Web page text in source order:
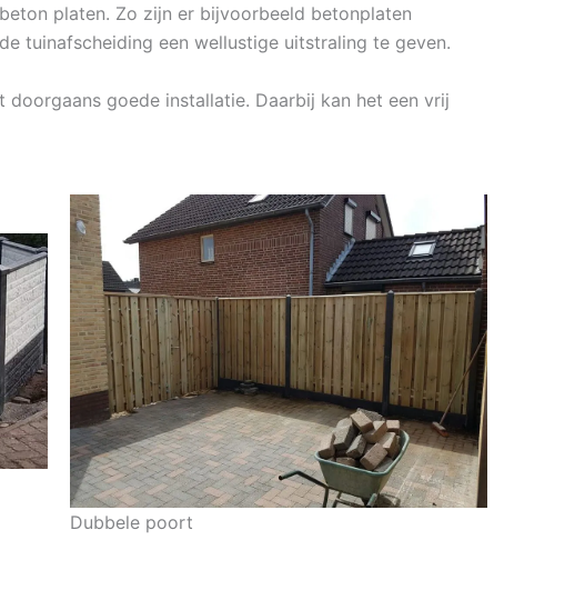
platen. Zo zijn er bijvoorbeeld betonplaten
tuinafscheiding een wellustige uitstraling te geven.
goede installatie. Daarbij kan het een vrij
Dubbele poort